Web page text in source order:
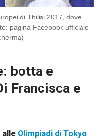
di Tbilisi 2017, dove
pagina Facebook ufficiale
botta e
Francisca e
alle Olimpiadi di Tokyo